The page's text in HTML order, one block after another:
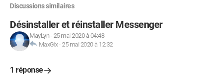
Discussions similaires
Désinstaller et réinstaller Messenger
MayLyn-25 mai 2020 à 04:48
MaxGix-25 mai 2020 à 12:32
1 réponse